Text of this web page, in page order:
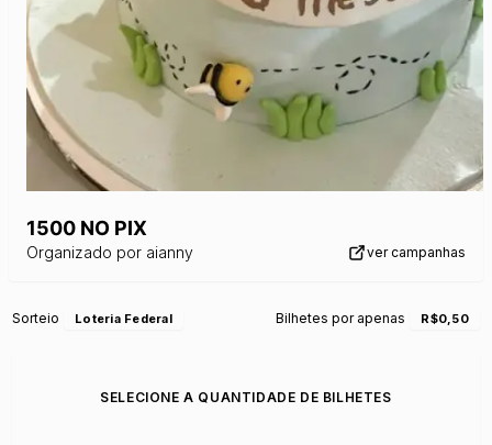
1500 NO PIX
Organizado por aianny ver campanhas
Sorteio Loteria Federal Bilhetes por apenas R$0,50
SELECIONE A QUANTIDADE DE BILHETES